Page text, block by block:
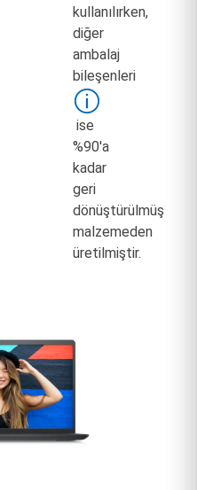
kullanılırken,
diğer
ambalaj
bileşenleri
ise
%90'a
kadar
geri
dönüştürülmüş
malzemeden
üretilmiştir.